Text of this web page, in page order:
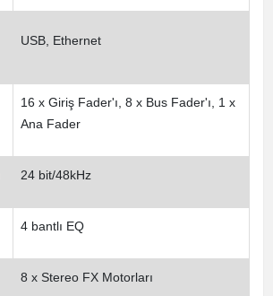
USB, Ethernet
16 x Giriş Fader'ı, 8 x Bus Fader'ı, 1 x
Ana Fader
24 bit/48kHz
4 bantlı EQ
8 x Stereo FX Motorları